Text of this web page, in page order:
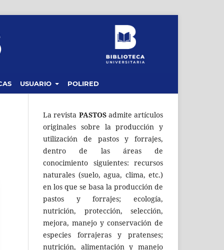
USUARIO POLIRED
La revista PASTOSadmite artículos
originales sobre la producción y
utilización de pastos y forrajes,
dentro de las áreas de
conocimiento siguientes: recursos
naturales (suelo, agua, clima, etc.)
en los que se basa la producción de
pastos y forrajes; ecología,
nutrición, protección, selección,
mejora, manejo y conservación de
especies forrajeras y pratenses;
nutrición, alimentación y manejo